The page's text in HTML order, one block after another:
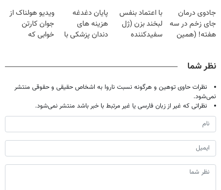
۲۵ میلیون
تومان!!!
درمانش کرد؟؟؟؟
جادوی درمان
جای زخم در سه
هفته! (همین
با اعتماد بنفس
لبخند بزن (ژل
سفیدکننده
پایان دغدغه
هزینه های
دندان پزشکی با
ویدیو هولناک از
جوان کارتن
خوابی که
نظر شما
نظرات حاوی توهین و هرگونه نسبت ناروا به اشخاص حقیقی و حقوقی منتشر
نمی‌شود.
نظراتی که غیر از زبان فارسی یا غیر مرتبط با خبر باشد منتشر نمی‌شود.